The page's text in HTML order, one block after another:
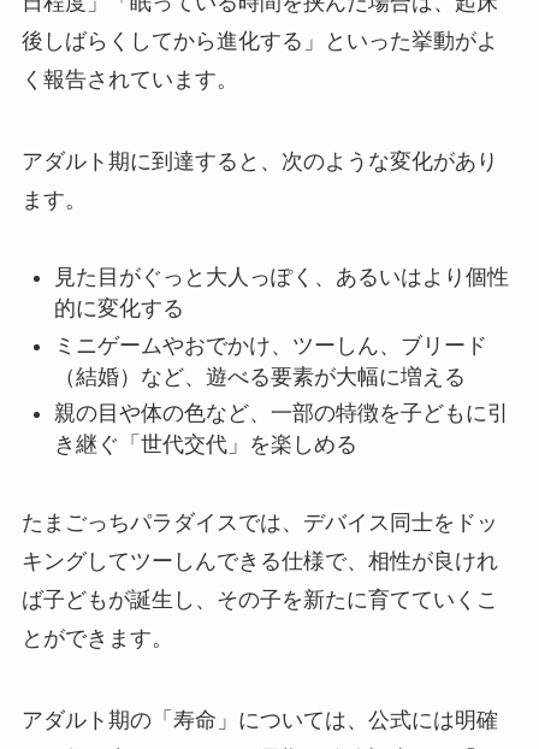
後しばらくしてから進化する」といった挙動がよ
く報告されています。
アダルト期に到達すると、次のような変化があり
ます。
見た目がぐっと大人っぽく、あるいはより個性
的に変化する
ミニゲームやおでかけ、ツーしん、ブリード
（結婚）など、遊べる要素が大幅に増える
親の目や体の色など、一部の特徴を子どもに引
き継ぐ「世代交代」を楽しめる
たまごっちパラダイスでは、デバイス同士をドッ
キングしてツーしんできる仕様で、相性が良けれ
ば子どもが誕生し、その子を新たに育てていくこ
とができます。
アダルト期の「寿命」については、公式には明確